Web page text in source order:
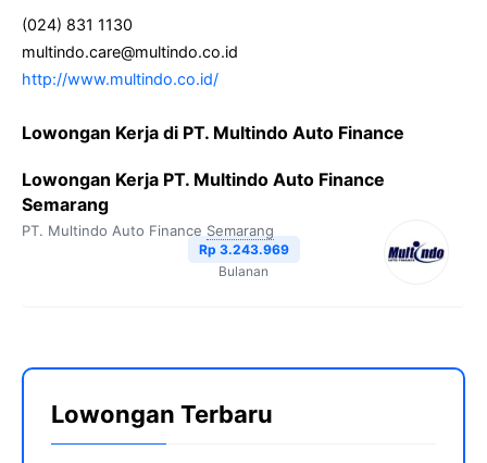
(024) 831 1130
multindo.care@multindo.co.id
http://www.multindo.co.id/
Lowongan Kerja di PT. Multindo Auto Finance
Lowongan Kerja PT. Multindo Auto Finance
Semarang
PT. Multindo Auto Finance Semarang
Rp 3.243.969
Bulanan
Lowongan Terbaru